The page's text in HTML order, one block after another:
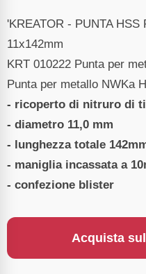
'KREATOR - PUNTA
11x142mm
KRT 010222 Punta per
Punta per metallo NWKa
- ricoperto di nitruro di
- diametro 11,0 mm
- lunghezza totale
- maniglia incassata a
- confezione blister
Acquista